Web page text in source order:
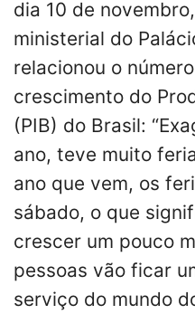
dia 10 de
ministerial do
relacionou o
crescimento do
(PIB) do Brasil:
ano, teve muito
ano que vem, os
sábado, o que
crescer um pouco
pessoas vão ficar
serviço do mundo